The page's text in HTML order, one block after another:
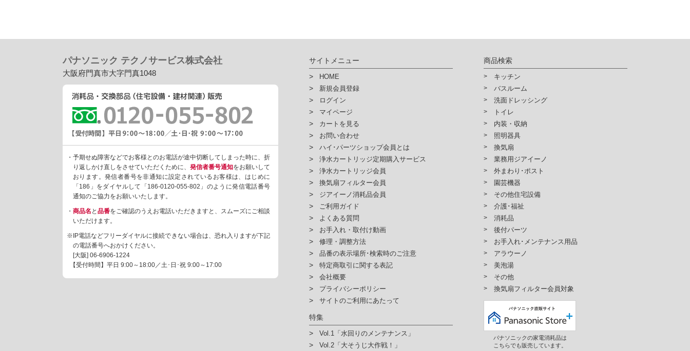
パナソニック テクノサービス株式会社
大阪府門真市大字門真1048
・予期せぬ障害などでお客様とのお電話が途中切断してしまった時に、折
り返しかけ直しをさせていただくために、 発信者番号通知をお願いして
おります。発信者番号を非通知に設定されているお客様は、はじめに
「186」をダイヤルして「186-0120-055-802」のように発信電話番号
通知のご協力をお願いいたします。
・ 商品名 と 品番をご確認のうえお電話いただきますと、スムーズにご相談
いただけます。
※IP電話などフリーダイヤルに接続できない場合は、恐れ入りますが下記
の電話番号へおかけください。
[大阪] 06-6906-1224
【受付時間】平日 9:00～18:00／土･日･祝 9:00～17:00
サイトメニュー
HOME
新規会員登録
ログイン
マイページ
カートを見る
お問い合わせ
ハイ･パーツショップ会員とは
浄水カートリッジ定期購入サービス
浄水カートリッジ会員
換気扇フィルター会員
ジアイーノ消耗品会員
ご利用ガイド
よくある質問
お手入れ・取付け動画
修理・調整方法
品番の表示場所･検索時のご注意
特定商取引に関する表記
会社概要
プライバシーポリシー
サイトのご利用にあたって
特集
Vol.1「水回りのメンテナンス」
Vol.2「大そうじ大作戦！」
商品検索
キッチン
バスルーム
洗面ドレッシング
トイレ
内装・収納
照明器具
換気扇
業務用ジアイーノ
外まわり･ポスト
園芸機器
その他住宅設備
介護･福祉
消耗品
後付パーツ
お手入れ･メンテナンス用品
アラウーノ
美泡湯
その他
換気扇フィルター会員対象
パナソニックの家電消耗品は
こちらでも販売しています。